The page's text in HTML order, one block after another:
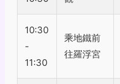
10:30
-
11:30
乘地鐵前
往羅浮宮